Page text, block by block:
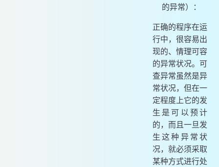
的异常）：
正确的程序在运
行中，很容易出
现的、情理可容
的异常状况。可
查异常虽然是异
常状况，但在一
定程度上它的发
生是可以预计
的，而且一旦发
生这种异常状
况，就必须采取
某种方式进行处